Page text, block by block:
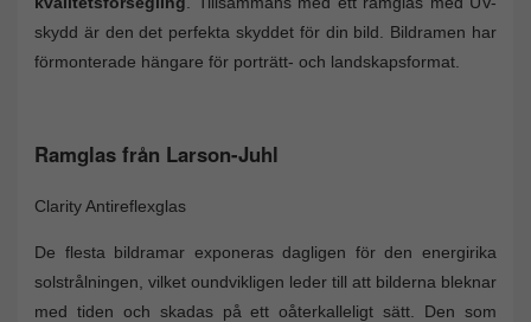
skydd är den det perfekta skyddet för din bild. Bildramen har
förmonterade hängare för porträtt- och landskapsformat.
Ramglas från Larson-Juhl
Clarity Antireflexglas
De flesta bildramar exponeras dagligen för den energirika
solstrålningen, vilket oundvikligen leder till att bilderna bleknar
med tiden och skadas på ett oåterkalleligt sätt. Den som